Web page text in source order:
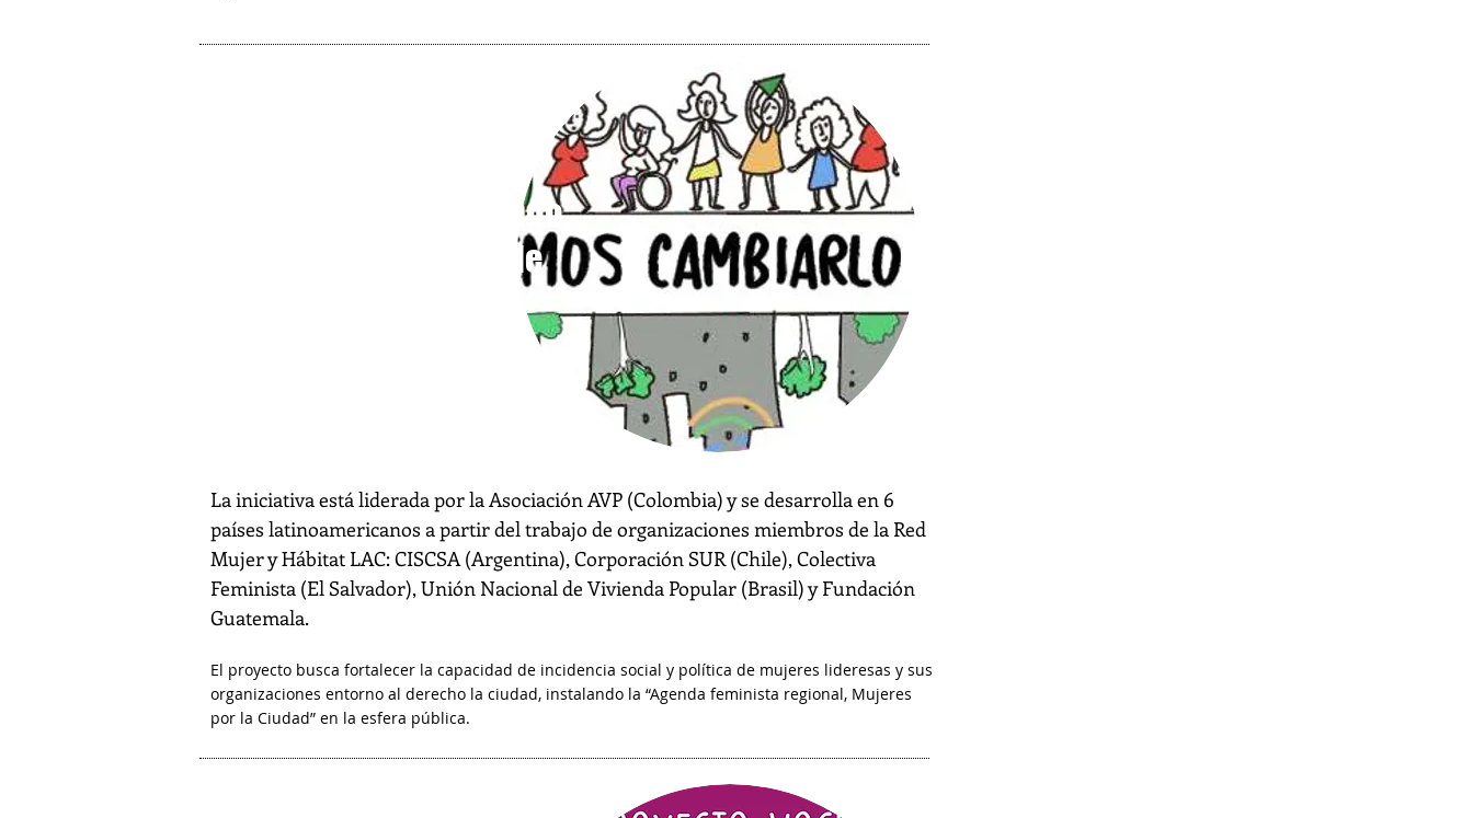
Mujeres construyendo
movimientos desde
La iniciativa está liderada por la Asociación AVP (Colombia) y se desarrolla en 6
países latinoamericanos a partir del trabajo de organizaciones miembros de la Red
Mujer y Hábitat LAC: CISCSA (Argentina), Corporación SUR (Chile), Colectiva
Feminista (El Salvador), Unión Nacional de Vivienda Popular (Brasil) y Fundación
Guatemala.
El proyecto busca fortalecer la capacidad de incidencia social y política de mujeres lideresas y sus
organizaciones entorno al derecho la ciudad, instalando la “Agenda feminista regional, Mujeres
por la Ciudad” en la esfera pública.